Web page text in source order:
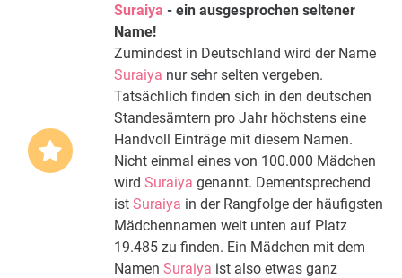
Suraiya - ein ausgesprochen seltener
Name!
Zumindest in Deutschland wird der Name
Suraiya nur sehr selten vergeben.
Tatsächlich finden sich in den deutschen
Standesämtern pro Jahr höchstens eine
Handvoll Einträge mit diesem Namen.
Nicht einmal eines von 100.000 Mädchen
wird Suraiya genannt. Dementsprechend
ist Suraiya in der Rangfolge der häufigsten
Mädchennamen weit unten auf Platz
19.485 zu finden. Ein Mädchen mit dem
Namen Suraiya ist also etwas ganz